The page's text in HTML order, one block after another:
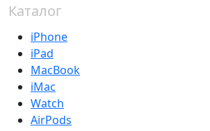
Каталог
iPhone
iPad
MacBook
iMac
Watch
AirPods